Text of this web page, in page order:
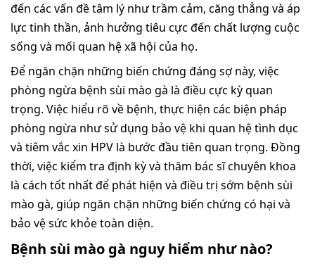
đến các vấn đề tâm lý như trầm cảm, căng thẳng và áp
lực tinh thần, ảnh hưởng tiêu cực đến chất lượng cuộc
sống và mối quan hệ xã hội của họ.
Để ngăn chặn những biến chứng đáng sợ này, việc
phòng ngừa bệnh sùi mào gà là điều cực kỳ quan
trọng. Việc hiểu rõ về bệnh, thực hiện các biện pháp
phòng ngừa như sử dụng bảo vệ khi quan hệ tình dục
và tiêm vắc xin HPV là bước đầu tiên quan trọng. Đồng
thời, việc kiểm tra định kỳ và thăm bác sĩ chuyên khoa
là cách tốt nhất để phát hiện và điều trị sớm bệnh sùi
mào gà, giúp ngăn chặn những biến chứng có hại và
bảo vệ sức khỏe toàn diện.
Bệnh sùi mào gà nguy hiểm như nào?